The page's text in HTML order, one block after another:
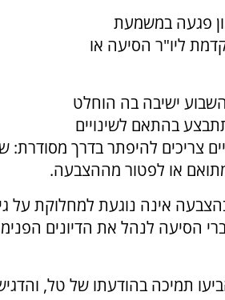
פגעה במשמעת
ליו"ר הסיעה או
ישיבה בה הוחלט
בהתאם לשינויים
צריכים להיפתר בדרך מסודרת:
או לפטור מההצבעה.
אינה נוגעת למחלוקת על
הסיעה לנהל את הדיונים
תמיכה בהודעתו של טל,